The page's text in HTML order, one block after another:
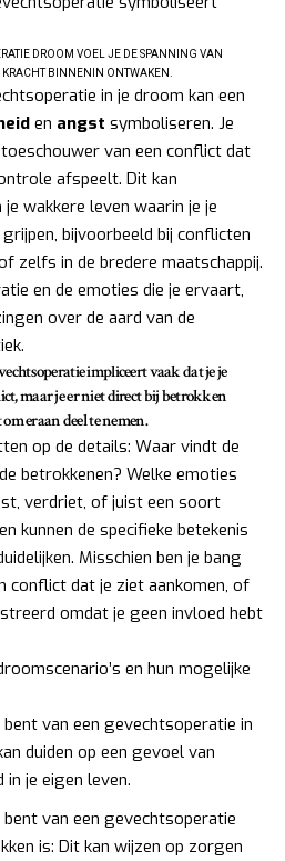
DROOM VOEL JE DE SPANNING VAN
KRACHT BINNENIN ONTWAKEN.
in je droom kan een
en angst symboliseren. Je
van een conflict dat
afspeelt. Dit kan
wakkere leven waarin je je
bijvoorbeeld bij conflicten
zelfs in de bredere maatschappij.
en de emoties die je ervaart,
over de aard van de
impliceert vaak dat je je
maar je er niet direct bij betrokken
eraan deel te nemen.
op de details: Waar vindt de
betrokkenen? Welke emoties
verdriet, of juist een soort
kunnen de specifieke betekenis
Misschien ben je bang
conflict dat je ziet aankomen, of
omdat je geen invloed hebt
en hun mogelijke
van een gevechtsoperatie in
duiden op een gevoel van
je eigen leven.
van een gevechtsoperatie
is: Dit kan wijzen op zorgen